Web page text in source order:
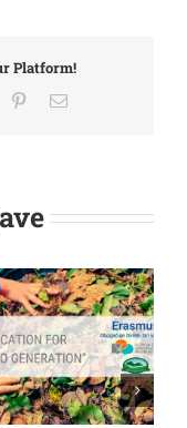
Platform!
PinterestEmail: